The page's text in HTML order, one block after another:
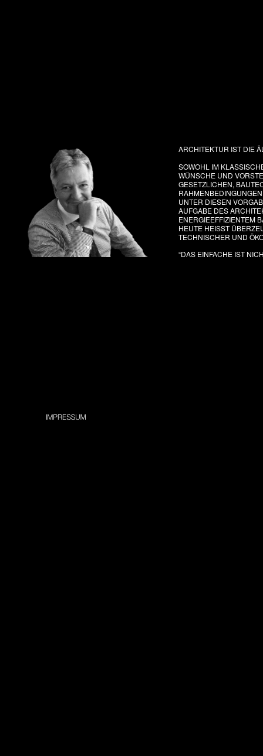
ARCHITEKTUR IST DIE
SOWOHL IM
WÜNSCHE UND
GESETZLICHEN,
UNTER DIESEN
AUFGABE DES
ENERGIEEFFIZIENTEM
HEUTE HEISST
TECHNISCHER UND
“DAS EINFACHE IST